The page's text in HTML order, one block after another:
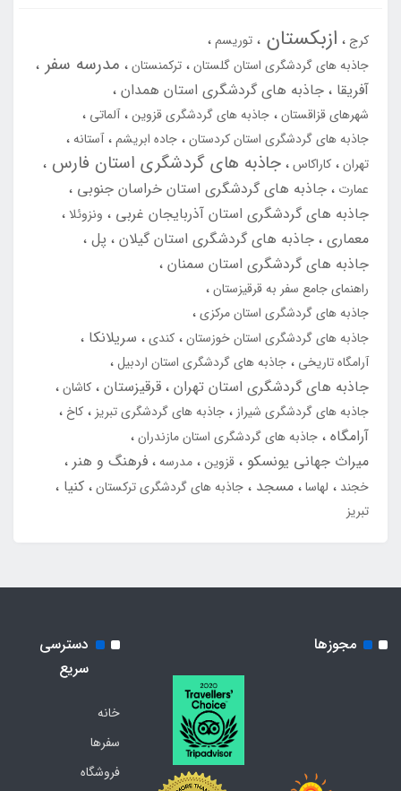
کرج ازبکستان
توریسم
جاذبه های گردشگری استان گلستان ترکمنستان مدرسه سفر
آفریقا جاذبه های گردشگری استان همدان
شهرهای قزاقستان جاذبه های گردشگری قزوین آلماتی
جاذبه های گردشگری استان کردستان جاده ابریشم آستانه
تهران کاراکاس جاذبه های گردشگری استان فارس
عمارت
جاذبه های گردشگری استان خراسان جنوبی
جاذبه های گردشگری استان آذربایجان غربی
ونزوئلا
معماری جاذبه های گردشگری استان گیلان پل
جاذبه های گردشگری استان سمنان
راهنمای جامع سفر به قرقیزستان
جاذبه های گردشگری استان مرکزی
جاذبه های گردشگری استان خوزستان کندی سریلانکا
آرامگاه تاریخی جاذبه های گردشگری استان اردبیل
جاذبه های گردشگری استان تهران قرقیزستان
کاشان
جاذبه های گردشگری شیراز جاذبه های گردشگری تبریز کاخ
آرامگاه جاذبه های گردشگری استان مازندران
میراث جهانی یونسکو قزوین مدرسه فرهنگ و هنر
خجند لهاسا مسجد جاذبه های گردشگری ترکستان کنیا
تبریز
مجوزها
دسترسی
سریع
خانه
سفرها
فروشگاه